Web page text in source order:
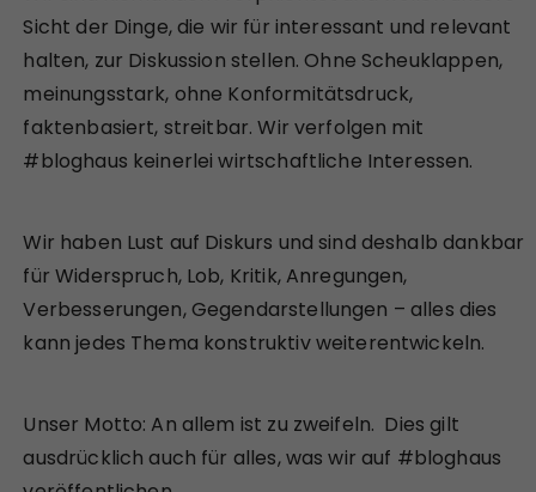
Sicht der Dinge, die wir für interessant und relevant
halten, zur Diskussion stellen. Ohne Scheuklappen,
meinungsstark, ohne Konformitätsdruck,
faktenbasiert, streitbar. Wir verfolgen mit
#bloghaus keinerlei wirtschaftliche Interessen.
Wir haben Lust auf Diskurs und sind deshalb dankbar
für Widerspruch, Lob, Kritik, Anregungen,
Verbesserungen, Gegendarstellungen – alles dies
kann jedes Thema konstruktiv weiterentwickeln.
Unser Motto: An allem ist zu zweifeln. Dies gilt
ausdrücklich auch für alles, was wir auf #bloghaus